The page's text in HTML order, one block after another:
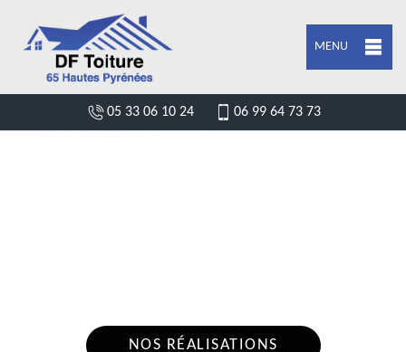
MENU
05 33 06 10 24 06 99 64 73 73
NOS RÉALISATIONS